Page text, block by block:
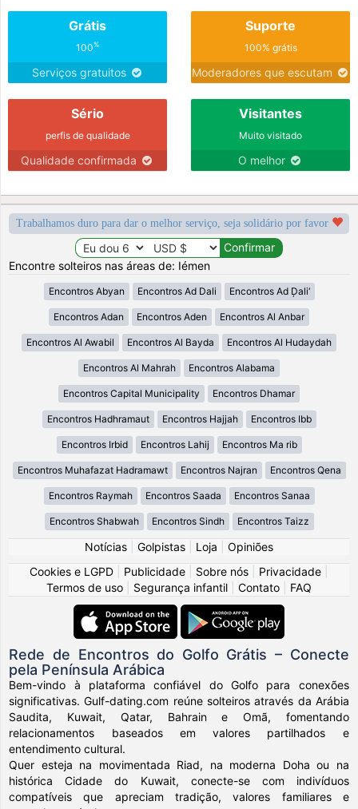
Grátis
100%
Serviços gratuitos
Suporte
100% grátis
Moderadores que escutam
Sério
perfis de qualidade
Qualidade confirmada
Visitantes
Muito visitado
O melhor
Trabalhamos duro para dar o melhor serviço, seja solidário por favor
Encontre solteiros nas áreas de: Iémen
Encontros Abyan Encontros Ad Dali Encontros Ad Ḑali‘
Encontros Adan Encontros Aden Encontros Al Anbar
Encontros Al Awabil Encontros Al Bayda Encontros Al Hudaydah
Encontros Al Mahrah Encontros Alabama
Encontros Capital Municipality Encontros Dhamar
Encontros Hadhramaut Encontros Hajjah Encontros Ibb
Encontros Irbid Encontros Lahij Encontros Ma rib
Encontros Muhafazat Hadramawt Encontros Najran Encontros Qena
Encontros Raymah Encontros Saada Encontros Sanaa
Encontros Shabwah Encontros Sindh Encontros Taizz
Notícias Golpistas Loja
Opiniões
Cookies e LGPD
Publicidade Sobre nós Privacidade
Termos de uso
Segurança infantil Contato FAQ
Rede de Encontros do Golfo Grátis – Conecte
pela Península Arábica
Bem-vindo à plataforma confiável do Golfo para conexões
significativas. Gulf-dating.com reúne solteiros através da Arábia
Saudita, Kuwait, Qatar, Bahrain e Omã, fomentando
relacionamentos baseados em valores partilhados e
entendimento cultural.
Quer esteja na movimentada Riad, na moderna Doha ou na
histórica Cidade do Kuwait, conecte-se com indivíduos
compatíveis que apreciam tradição, valores familiares e